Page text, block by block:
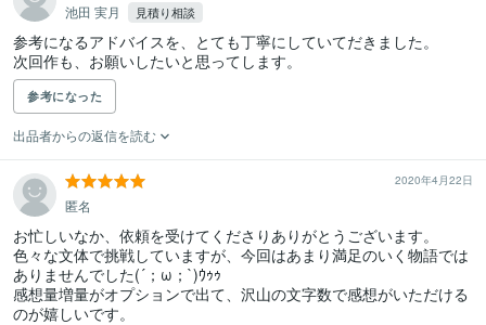
池田 実月 見積り相談
参考になるアドバイスを、とても丁寧にしていてだきました。
次回作も、お願いしたいと思ってします。
参考になった
出品者からの返信を読む
2020年4月22日
匿名
お忙しいなか、依頼を受けてくださりありがとうございます。
色々な文体で挑戦していますが、今回はあまり満足のいく物語では
ありませんでした(´；ω；`)ｳｩｩ
感想量増量がオプションで出て、沢山の文字数で感想がいただける
のが嬉しいです。